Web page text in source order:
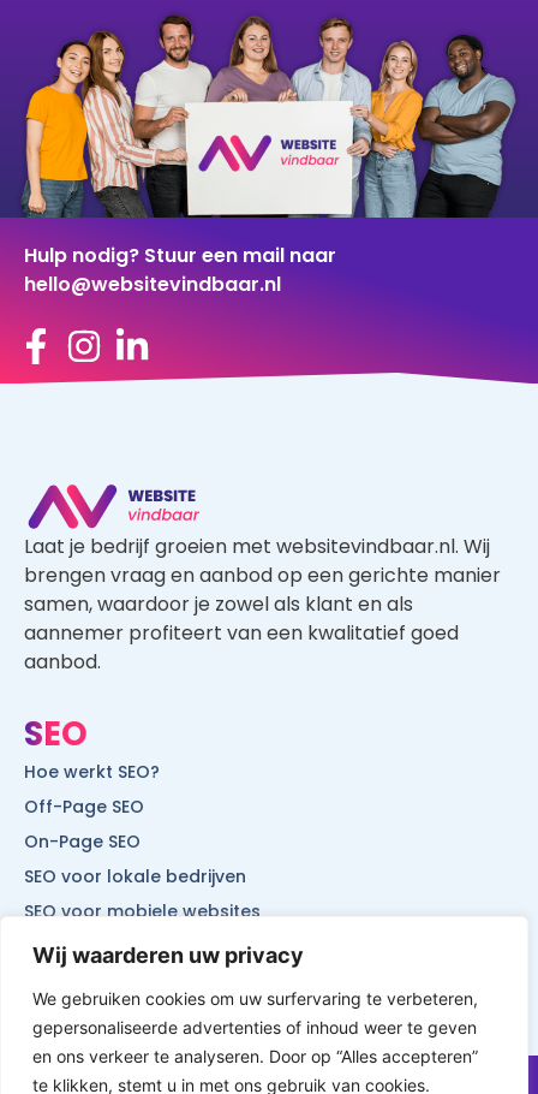
Wij waarderen uw privacy
We gebruiken cookies om uw surfervaring te verbeteren,
gepersonaliseerde advertenties of inhoud weer te geven
en ons verkeer te analyseren. Door op “Alles accepteren”
te klikken, stemt u in met ons gebruik van cookies.
Hulp nodig? Stuur een mail naar
hello@websitevindbaar.nl
Laat je bedrijf groeien met websitevindbaar.nl. Wij
brengen vraag en aanbod op een gerichte manier
samen, waardoor je zowel als klant en als
aannemer profiteert van een kwalitatief goed
aanbod.
Hoe werkt SEO?
Off-Page SEO
On-Page SEO
SEO voor lokale bedrijven
SEO voor mobiele websites
SEO voor start-ups
© All Rights Reserved by Website Vindbaar